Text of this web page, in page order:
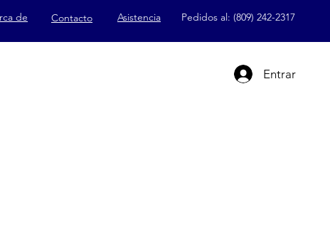
de Contacto Asistencia Pedidos al: (809) 242-2317
Entrar